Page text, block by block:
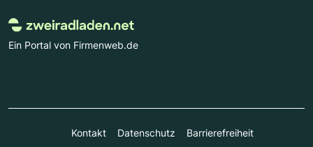
Ein Portal von Firmenweb.de
Kontakt Datenschutz
Barrierefreiheit